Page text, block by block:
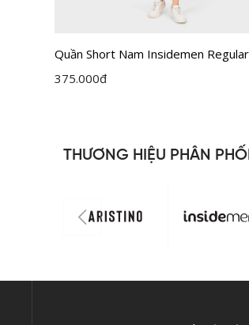
Quần Short Nam Insidemen
ISO202AH0
375.000đ
THƯƠNG HIỆU PHÂN PHỐI